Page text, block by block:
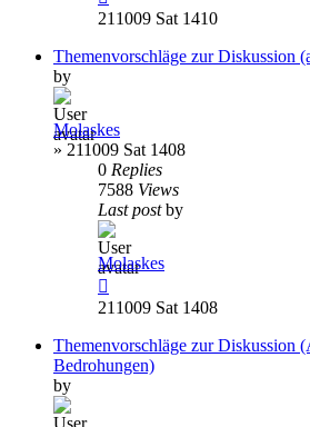
211009 Sat 1410
Themenvorschläge zur Diskussion
by
Molaskes
» 211009 Sat 1408
0 Replies
7588 Views
Last postby
Molaskes
211009 Sat 1408
Themenvorschläge zur Diskussion
Bedrohungen)
by